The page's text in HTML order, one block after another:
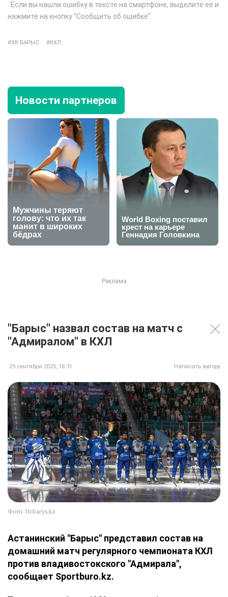
Если вы нашли ошибку в тексте на смартфоне, выделите её и
нажмите на кнопку "Сообщить об ошибке"
ХК БАРЫС КХЛ
Новости партнеров
"Барыс" назвал состав на матч с
"Адмиралом" в КХЛ
29 сентября 2025, 18:31 Написать автору
Фото: Hcbarys.kz
Астанинский "Барыс" представил состав на
домашний матч регулярного чемпионата КХЛ
против владивостокского "Адмирала",
сообщает Sportburo.kz.